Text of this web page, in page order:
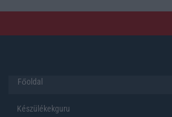
Főoldal
Készülékekguru